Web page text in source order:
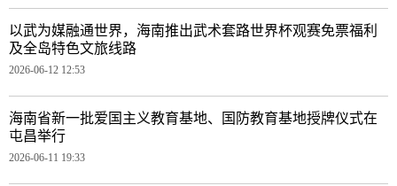
以武为媒融通世界，海南推出武术套路世界杯观赛免票福利
及全岛特色文旅线路
2026-06-12 12:53
海南省新一批爱国主义教育基地、国防教育基地授牌仪式在
屯昌举行
2026-06-11 19:33